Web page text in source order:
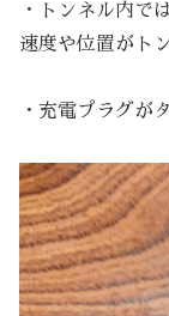
・トンネル内で
速度や位置がト
・充電プラグが